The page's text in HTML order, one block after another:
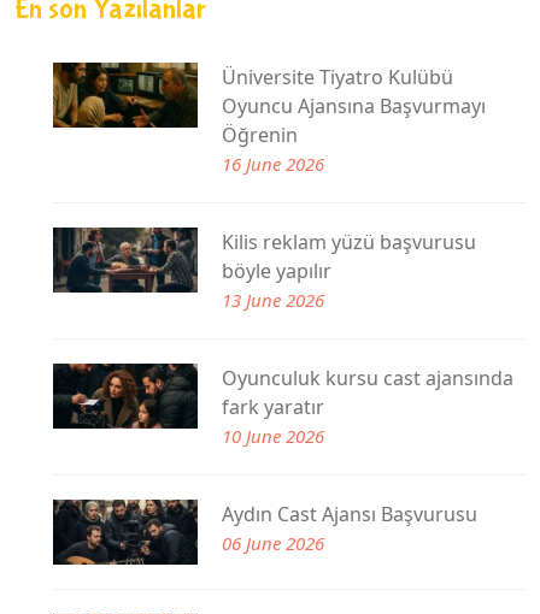
En son Yazılanlar
Üniversite Tiyatro Kulübü
Oyuncu Ajansına Başvurmayı
Öğrenin
16 June 2026
Kilis reklam yüzü başvurusu
böyle yapılır
13 June 2026
Oyunculuk kursu cast ajansında
fark yaratır
10 June 2026
Aydın Cast Ajansı Başvurusu
06 June 2026